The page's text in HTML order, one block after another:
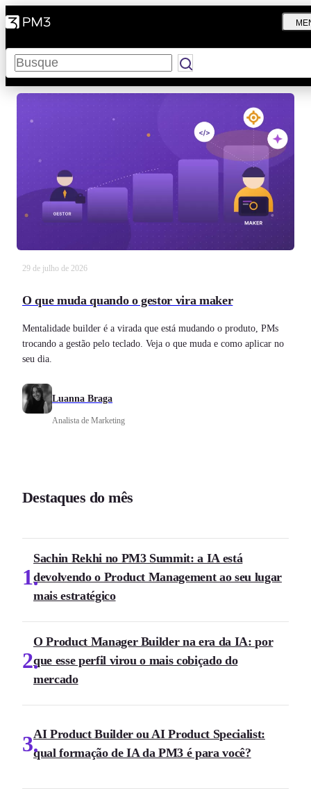
Pesquisar
29 de julho de 2026
O que muda quando o gestor vira maker
Mentalidade builder é a virada que está mudando o produto, PMs
trocando a gestão pelo teclado. Veja o que muda e como aplicar no
seu dia.
Luanna Braga
Analista de Marketing
Destaques do mês
1
Sachin Rekhi no PM3 Summit: a IA está
devolvendo o Product Management ao seu lugar
mais estratégico
2
O Product Manager Builder na era da IA: por
que esse perfil virou o mais cobiçado do
mercado
3AI Product Builder ou AI Product Specialist:
qual formação de IA da PM3 é para você?